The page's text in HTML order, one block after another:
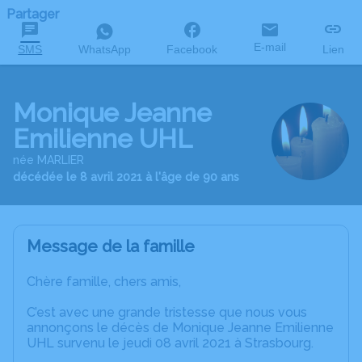
Partager
SMS WhatsApp Facebook E-mail Lien
Monique Jeanne
Emilienne UHL
née MARLIER
décédée le 8 avril 2021 à l'âge de 90 ans
Message de la famille
Chère famille, chers amis,
C’est avec une grande tristesse que nous vous
annonçons le décès de Monique Jeanne Emilienne
UHL survenu le jeudi 08 avril 2021 à Strasbourg.